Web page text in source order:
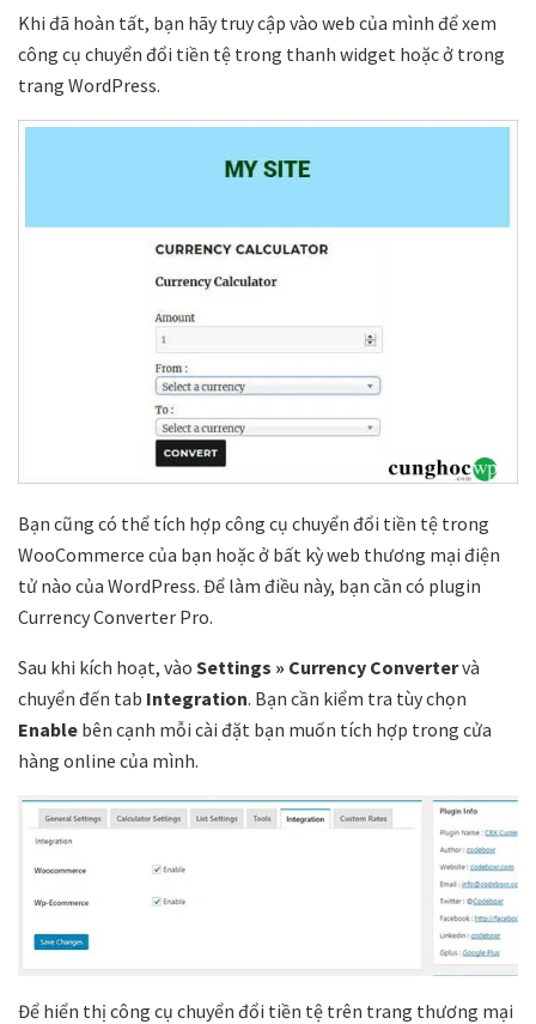
Khi đã hoàn tất, bạn hãy truy cập vào web của mình để xem
công cụ chuyển đổi tiền tệ trong thanh widget hoặc ở trong
trang WordPress.
Bạn cũng có thể tích hợp công cụ chuyển đổi tiền tệ trong
WooCommerce của bạn hoặc ở bất kỳ web thương mại điện
tử nào của WordPress. Để làm điều này, bạn cần có plugin
Currency Converter Pro.
Sau khi kích hoạt, vào Settings » Currency Convertervà
chuyển đến tab Integration. Bạn cần kiểm tra tùy chọn
Enable bên cạnh mỗi cài đặt bạn muốn tích hợp trong cửa
hàng online của mình.
Để hiển thị công cụ chuyển đổi tiền tệ trên trang thương mại